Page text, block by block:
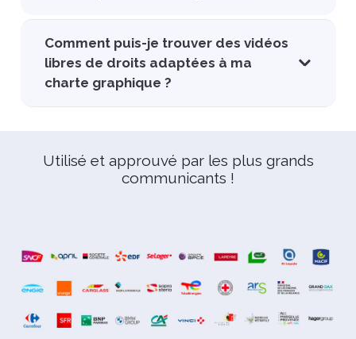
Comment puis-je trouver des vidéos
libres de droits adaptées à ma
charte graphique ?
Utilisé et approuvé par les plus grands
communicants !